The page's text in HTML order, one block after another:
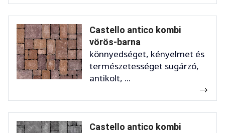
Castello antico kombi
vörös-barna
könnyedséget, kényelmet és
természetességet sugárzó,
antikolt, ...
Castello antico kombi